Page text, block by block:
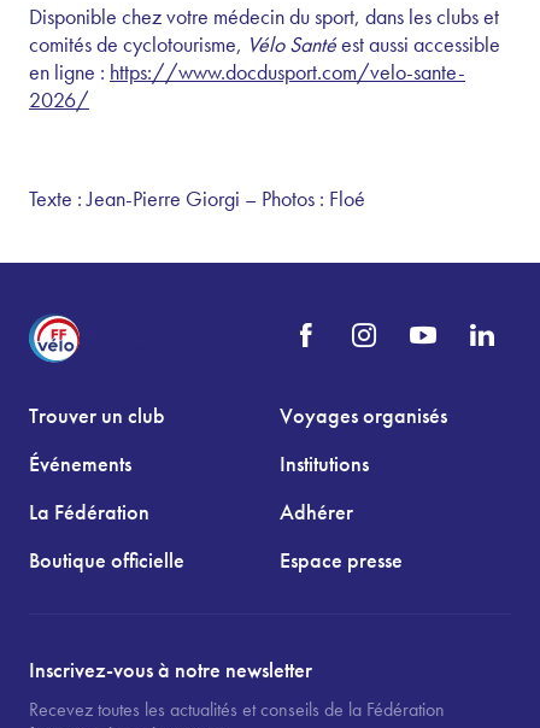
Disponible chez votre médecin du sport, dans les clubs et
comités de cyclotourisme, Vélo Santéest aussi accessible
en ligne : https://www.docdusport.com/velo-sante-
2026/
Texte : Jean-Pierre Giorgi – Photos : Floé
Trouver un club
Voyages organisés
Événements
Institutions
La Fédération
Adhérer
Boutique officielle
Espace presse
Inscrivez-vous à notre newsletter
Recevez toutes les actualités et conseils de la Fédération